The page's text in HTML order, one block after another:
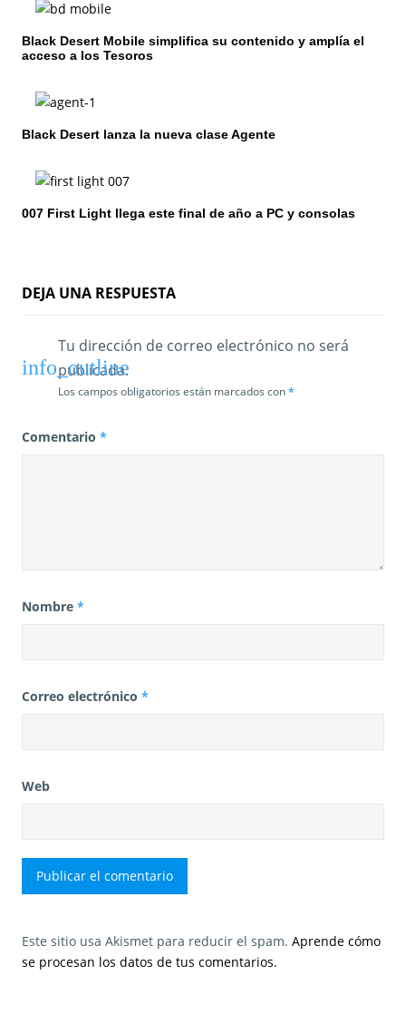
n
d
e
e
r
d
s
Black Desert Mobile simplifica su contenido y amplía el
acceso a los Tesoros
Black Desert lanza la nueva clase Agente
007 First Light llega este final de año a PC y consolas
DEJA UNA RESPUESTA
Tu dirección de correo electrónico no será
publicada.
Los campos obligatorios están marcados con*
Comentario *
Nombre *
Correo electrónico *
Web
Este sitio usa Akismet para reducir el spam. Aprende cómo
se procesan los datos de tus comentarios.